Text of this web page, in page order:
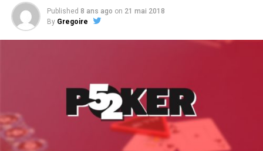
Published 8 ans ago on 21 mai 2018
By Gregoire